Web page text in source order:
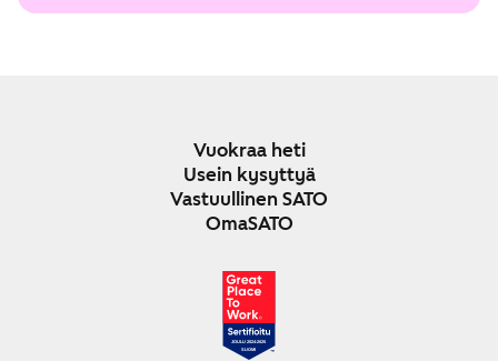
Vuokraa heti
Usein kysyttyä
Vastuullinen SATO
OmaSATO
JOULU 2024-2025
SUOMI